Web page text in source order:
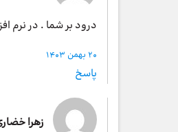
درود بر شما . در نرم
20 بهمن 1403
پاسخ
زهرا